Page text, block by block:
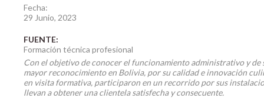
Fecha:
29 Junio, 2023
FUENTE:
Formación técnica profesional
Con el objetivo de conocer el funcionamiento administrativo y
mayor reconocimiento en Bolivia, por su calidad e innovación
en visita formativa, participaron en un recorrido por sus
llevan a obtener una clientela satisfecha y consecuente.